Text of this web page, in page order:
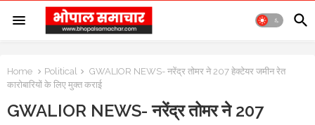
Home Political
GWALIOR NEWS- नरेंद्र तोमर ने 207 हेक्टेयर जमीन रेत
कारोबारियों के लिए मुक्त कराई
GWALIOR NEWS- नरेंद्र तोमर ने 207